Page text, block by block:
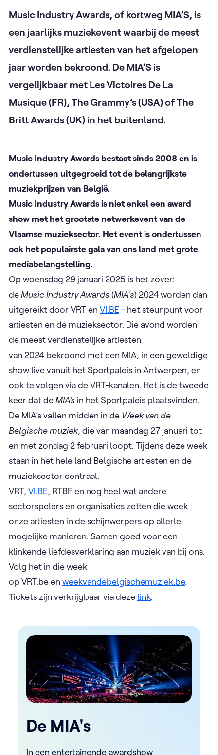
Music Industry Awards, of kortweg MIA’S, is
een jaarlijks muziekevent waarbij de meest
verdienstelijke artiesten van het afgelopen
jaar worden bekroond. De MIA’S is
vergelijkbaar met Les Victoires De La
Musique (FR), The Grammy’s (USA) of The
Britt Awards (UK) in het buitenland.
Music Industry Awards bestaat sinds 2008 en is
ondertussen uitgegroeid tot de belangrijkste
muziekprijzen van België.
Music Industry Awards is niet enkel een award
show met het grootste netwerkevent van de
Vlaamse muzieksector. Het event is ondertussen
ook het populairste gala van ons land met grote
mediabelangstelling.
Op woensdag 29 januari 2025 is het zover:
deMusic Industry Awards(MIA's) 2024 worden dan
uitgereikt door VRT en VI.BE - het steunpunt voor
artiesten en de muzieksector. Die avond worden
de meest verdienstelijke artiesten
van 2024 bekroond met een MIA, in een geweldige
show live vanuit het Sportpaleis in Antwerpen, en
ook te volgen via de VRT-kanalen. Het is de tweede
keer dat deMIA’s in het Sportpaleis plaatsvinden.
De MIA’s vallen midden in de Week van de
Belgische muziek, die van maandag 27 januari tot
en met zondag 2 februari loopt. Tijdens deze week
staan in het hele land Belgische artiesten en de
muzieksector centraal.
VRT, VI.BE, RTBF en nog heel wat andere
sectorspelers en organisaties zetten die week
onze artiesten in de schijnwerpers op allerlei
mogelijke manieren. Samen goed voor een
klinkende liefdesverklaring aan muziek van bij ons.
Volg het in die week
op VRT.be en weekvandebelgischemuziek.be.
Tickets zijn verkrijgbaar via deze link.
De MIA's
In een entertainende awardshow